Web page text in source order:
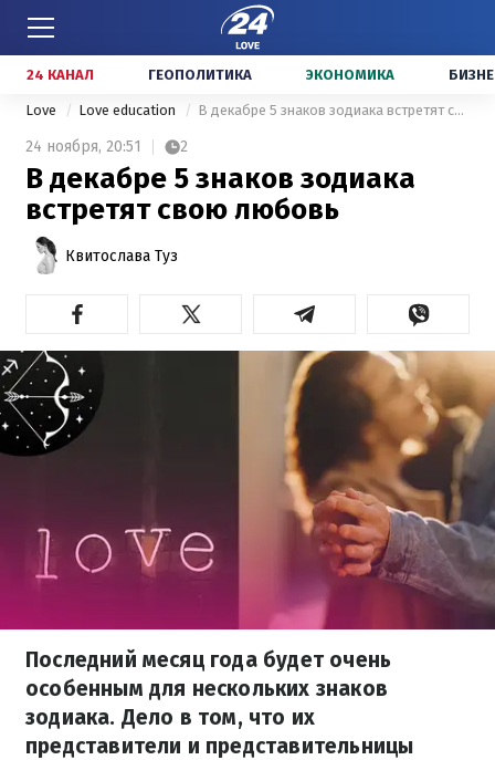
24 КАНАЛ ГЕОПОЛИТИКА ЭКОНОМИКА
Love Love education В декабре 5 знаков зодиака встретят свою любовь
24 ноября, 20:51 2
В декабре 5 знаков зодиака
встретят свою любовь
Квитослава Туз
Последний месяц года будет очень
особенным для нескольких знаков
зодиака. Дело в том, что их
представители и представительницы